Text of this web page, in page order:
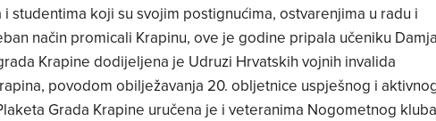
studentima koji su svojim postignućima, ostvarenjima u radu i
način promicali Krapinu, ove je godine pripala učeniku
Krapine dodijeljena je Udruzi Hrvatskih vojnih invalida
povodom obilježavanja 20. obljetnice uspješnog i
Grada Krapine uručena je i veteranima Nogometnog kluba